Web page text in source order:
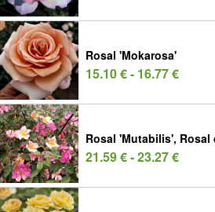
Rosal 'Mokarosa'
15.10 € - 16.77 €
Rosal 'Mutabilis', Rosal
21.59 € - 23.27 €